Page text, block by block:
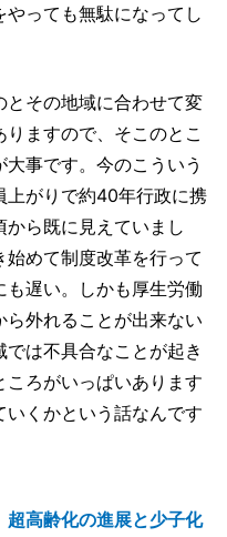
っても無駄になってし
その地域に合わせて変
ますので、そこのとこ
事です。今のこういう
上がりで約40年行政に携
ら既に見えていまし
めて制度改革を行って
遅い。しかも厚生労働
外れることが出来ない
は不具合なことが起き
ろがいっぱいあります
くかという話なんです
高齢化の進展と少子化